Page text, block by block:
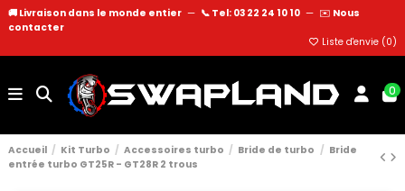
🚚 Livraison dans le monde entier — 📞 Tel: 03 22 24 10 10 — ✉️ Nous
contacter
Liste d'envie (0)
0
Accueil Kit Turbo Accessoires turbo Bride de turbo
Bride
entrée turbo GT25R - GT28R 2 trous